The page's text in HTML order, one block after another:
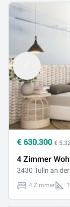
€ 630.300 €
4 Zimmer
3430 Tulln an
4 Zimmer